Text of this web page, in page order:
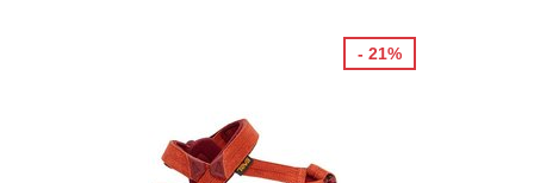
- 21%